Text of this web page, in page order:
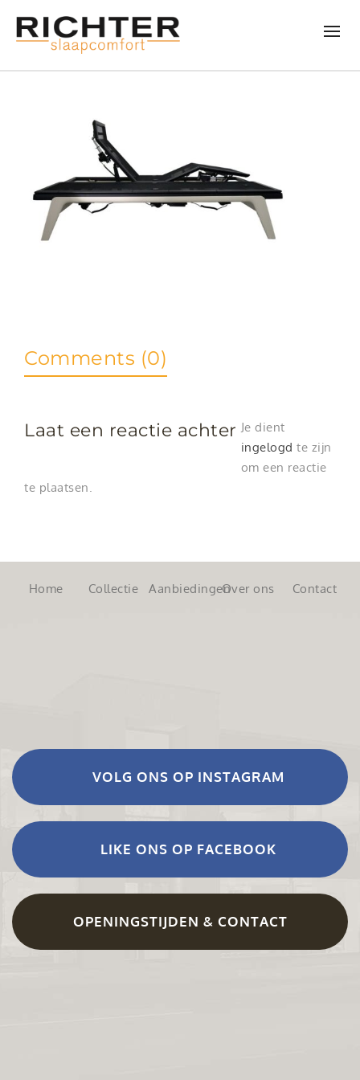
Comments (0)
Laat een reactie achter Je dient
ingelogd te zijn
om een reactie
te plaatsen.
Home Collectie AanbiedingenOver ons Contact
VOLG ONS OP INSTAGRAM
LIKE ONS OP FACEBOOK
OPENINGSTIJDEN & CONTACT